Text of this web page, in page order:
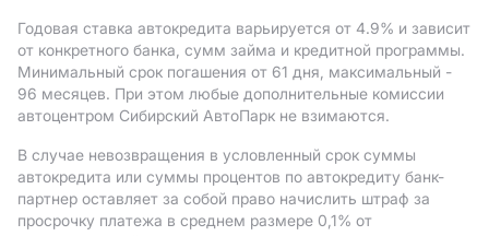
Годовая ставка автокредита варьируется от 4.9% и зависит
от конкретного банка, сумм займа и кредитной программы.
Минимальный срок погашения от 61 дня, максимальный -
96 месяцев. При этом любые дополнительные комиссии
автоцентром Сибирский АвтоПарк не взимаются.
В случае невозвращения в условленный срок суммы
автокредита или суммы процентов по автокредиту банк-
партнер оставляет за собой право начислить штраф за
просрочку платежа в среднем размере 0,1% от